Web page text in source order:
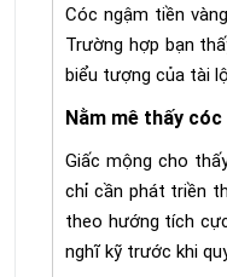
Cóc ngậm tiền
Trường hợp bạn
biểu tượng của tài
Nằm mê thấy
Giấc mộng cho
chỉ cần phát triền
theo hướng tích
nghĩ kỹ trước khi